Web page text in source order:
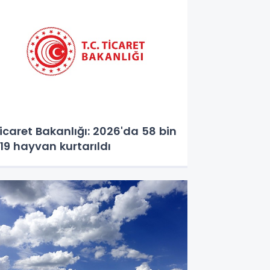
Bakanlığı: 2026'da 58 bin
hayvan kurtarıldı